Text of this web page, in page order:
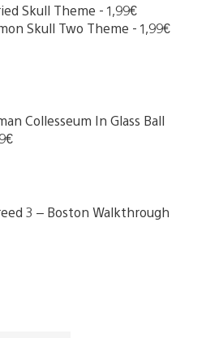
Skull Theme - 1,99€
Skull Two Theme - 1,99€
Collesseum In Glass Ball
3 – Boston Walkthrough